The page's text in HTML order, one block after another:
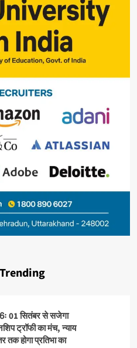
01 सितंबर से सजेगा
ट्रॉफी का मंच, न्याय
तक होगा प्रतिभा का